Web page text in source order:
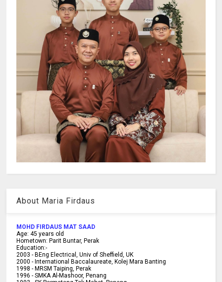
About Maria Firdaus
MOHD FIRDAUS MAT SAAD
Age: 45 years old
Hometown: Parit Buntar, Perak
Education:-
2003 - BEng Electrical, Univ of Sheffield, UK
2000 - International Baccalaureate, Kolej Mara Banting
1998 - MRSM Taiping, Perak
1996 - SMKA Al-Mashoor, Penang